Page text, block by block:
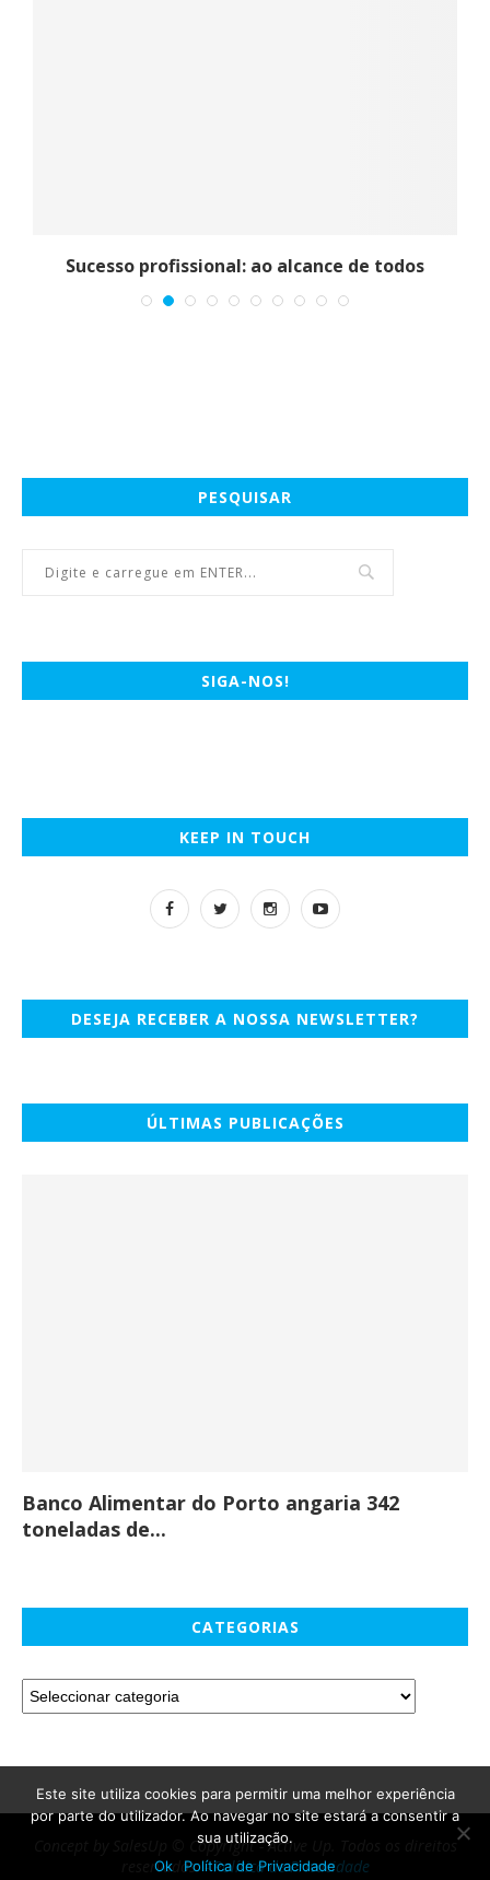
Sucesso profissional: ao alcance de todos
PESQUISAR
SIGA-NOS!
KEEP IN TOUCH
DESEJA RECEBER A NOSSA NEWSLETTER?
ÚLTIMAS PUBLICAÇÕES
Banco Alimentar do Porto angaria 342
toneladas de...
CATEGORIAS
Concept by SalesUp © Copyright - Active Up. Todos os direitos
reservados. -Política de Privacidade
Este site utiliza cookies para permitir uma melhor experiência
por parte do utilizador. Ao navegar no site estará a consentir a
sua utilização.
Ok
Política de Privacidade